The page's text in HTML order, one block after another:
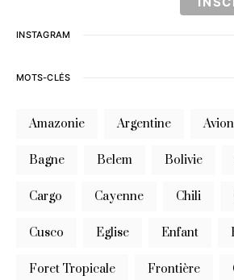
INSTAGRAM
MOTS-CLÉS
Amazonie Argentine Avion
Bagne Belem Bolivie
Cargo Cayenne Chili
Cusco Eglise Enfant
Foret Tropicale Frontière